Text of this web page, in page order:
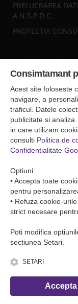
Fa o rezervare
PRELUCRAREA
A.N.S.P.D.C.
PROTECȚIA
Sediul central
Falticeni (
str. Plutonier
0040374557200
Condiții de
Condițiile de
Condițiile de
© Copyright
Consimtamant
Acest site foloseste
navigare, a
traficul. Datele
publicitate si
in care utilizam
consulti Politica de
Confidentialitate
Optiuni:
• Accepta toate
pentru
• Refuza cookie-
strict necesare
Poti modifica
sectiunea Setari.
SETARI
Accepta